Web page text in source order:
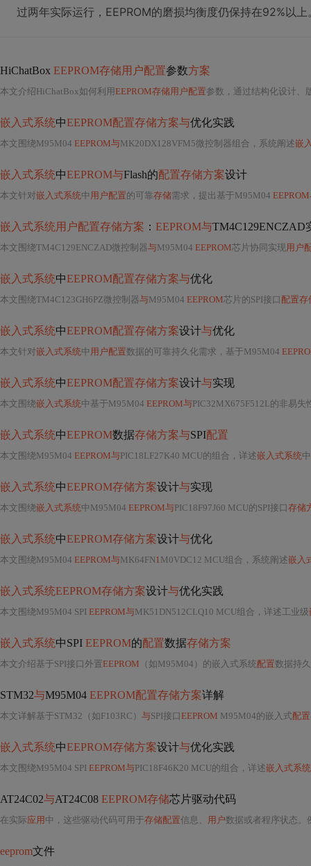
过两年实际运行，EEPROM的磨损均衡度仍保持在92%以上
HiChatBox EEPROM存储用户配置参数方案
本文介绍HiChatBox如何利用EEPROM存储用户配置参数，通过结构化设计、
嵌入式系统中EEPROM配置存储方案与优化实践
本文围绕M95M04 EEPROM与MK20DX128VFM5微控制器组合，系统阐述嵌
嵌入式系统中EEPROM与Flash的配置存储方案设计
本文针对嵌入式系统中 用户配置的可靠存储需求，提出基于M95M04
嵌入式系统用户配置存储方案 ： EEPROM与TM4C129ENCZAD
本文围绕TM4C129ENCZAD微控制器与M95M04 EEPROM芯片协同实现用户
嵌入式系统中EEPROM配置存储方案与优化
本文围绕TM4C123GH6PZ微控制器与M95M04 EEPROM芯片的SPI接口配置存
嵌入式系统中EEPROM配置存储方案设计与优化
本文针对嵌入式系统中 用户配置数据的可靠持久化需求，基于M95M04
嵌入式系统中EEPROM配置存储方案设计与实现
本文围绕嵌入式系统中基于M95M04 EEPROM与PIC32MX675F512L的非易失
嵌入式系统中EEPROM数据存储方案与SPI配置
本文围绕M95M04 EEPROM与PIC18LF27K40 MCU的组合，详述嵌入式系统
嵌入式系统中EEPROM存储方案设计与实现
本文围绕嵌入式系统中M95M04 EEPROM与PIC18F97J60 MCU的SPI接口存储
嵌入式系统中EEPROM存储方案设计与优化
本文围绕M95M04 EEPROM与MK64FN1M0VDC12 MCU组合，系统阐述嵌入
嵌入式系统EEPROM存储方案设计与优化实践
本文围绕M95M04 SPI EEPROM与MK51DN512CLQ10 MCU组合，详述工业级
嵌入式系统中SPI EEPROM的配置数据存储方案
本文介绍基于SPI接口外置EEPROM （如M95M04）的嵌入式系统配置数据持
STM32与M95M04 EEPROM配置存储方案详解
本文详解基于STM32（如F103RC） 与SPI接口EEPROM M95M04的嵌入式配
嵌入式系统中EEPROM存储方案设计与优化实践
本文围绕M95M04 SPI EEPROM与PIC18F46K20 MCU的组合，详述嵌入式系统
AT24C02与AT24C08 EEPROM存储芯片驱动代码
在实际应用 中，这些驱动代码可用于存储配置信息、 用户数据或者程序状态。
eeprom文件